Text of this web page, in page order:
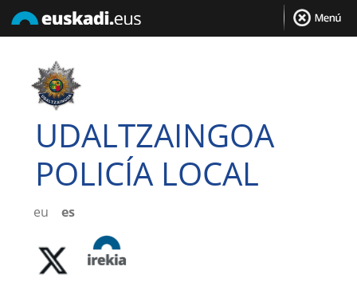
UDALTZAINGOA
POLICÍA LOCAL
eu es